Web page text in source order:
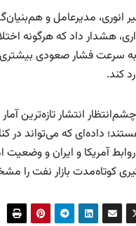
انوری، مدیرعامل و
هشدار داد که هرگونه
به سرعت فشار صعودی
کند.
انتشار تازه‌ترین
داده‌ای که می‌تواند در
آمریکا و ایران و وضعیت
کوتاه‌مدت بازار نفت را